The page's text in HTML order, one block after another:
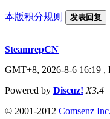
本版积分规则 发表回复
SteamrepCN
GMT+8, 2026-8-6 16:19 ,
Powered by Discuz! X3.4
© 2001-2012 Comsenz Inc.